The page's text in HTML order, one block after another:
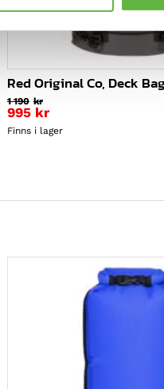
Red Original Co, Deck
1 190 kr
Det
ursprungliga
priset
995 kr
Det
nuvarande
Finns i lager